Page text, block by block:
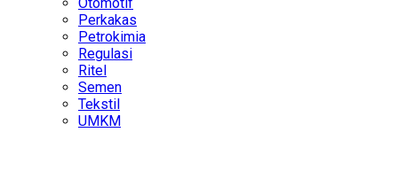
Perkakas
Petrokimia
Regulasi
Ritel
Semen
Tekstil
UMKM